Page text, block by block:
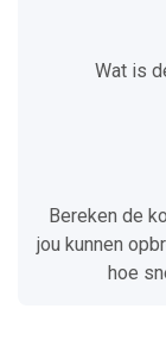
Wat is
Bereken de
jou kunnen
hoe